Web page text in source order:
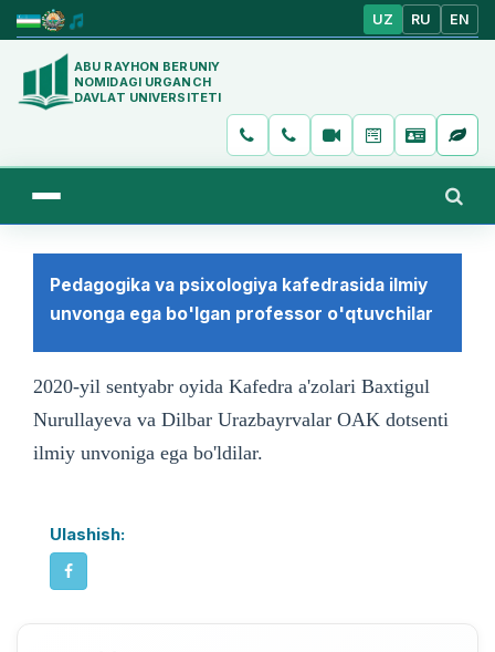
UZ RU EN
ABU RAYHON BERUNIY
NOMIDAGI URGANCH
DAVLAT UNIVERSITETI
Pedagogika va psixologiya kafedrasida ilmiy
unvonga ega bo'lgan professor o'qtuvchilar
2020-yil sentyabr oyida Kafedra a'zolari Baxtigul
Nurullayeva va Dilbar Urazbayrvalar OAK dotsenti
ilmiy unvoniga ega bo'ldilar.
Ulashish: